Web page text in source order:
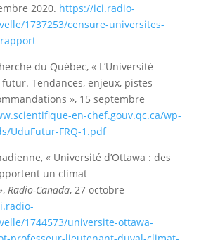
2020. https://ici.radio-
1737253/censure-universites-
du Québec, « L’Université
Tendances, enjeux, pistes
», 15 septembre
en-chef.gouv.qc.ca/wp-
UduFutur-FRQ-1.pdf
« Université d’Ottawa : des
un climat
Radio-Canada, 27 octobre
1744573/universite-ottawa-